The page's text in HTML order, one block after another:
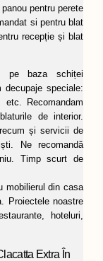
pentru perete
si pentru blat
recepție și blat
pe baza schiței
decupaje speciale:
Recomandam
de interior.
și servicii de
Ne recomandă
Timp scurt de
mobilierul din casa
Proiectele noastre
hoteluri,
Extra În